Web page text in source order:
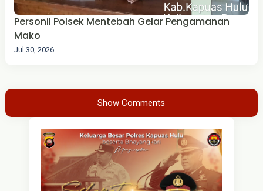
Personil Polsek Mentebah Gelar Pengamanan
Mako
Jul 30, 2026
Show Comments